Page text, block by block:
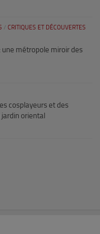
/ CRITIQUES ET DÉCOUVERTES
une métropole miroir des
cosplayeurs et des
oriental